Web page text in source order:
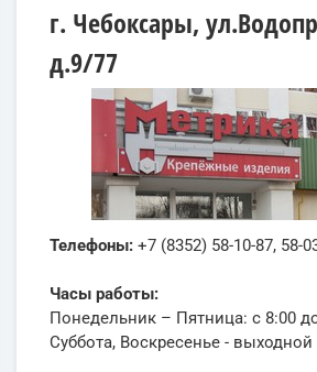
г. Чебоксары,
д.9/77
Телефоны: +7 (8352) 58-10-87, 58-
Часы работы:
Понедельник – Пятница: с 8:00
Суббота, Воскресенье - выходной